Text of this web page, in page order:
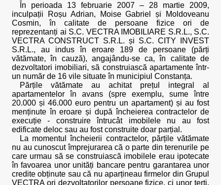
În perioada 13 februarie 2007 – 28 martie 2009,
inculpații Roșu Adrian, Moise Gabriel și Moldoveanu
Cosmin, în calitate de persoane fizice ori de
reprezentanți ai S.C. VECTRA IMOBILIARE S.R.L., S.C.
VECTRA CONSTRUCT S.R.L. și S.C. CITY INVEST
S.R.L., au indus în eroare 189 de persoane (părți
vătămate, în cauză), angajându-se ca, în calitate de
dezvoltatori imobiliari, să construiască apartamente într-
un număr de 16 vile situate în municipiul Constanța.
Părțile vătămate au achitat prețul integral al
apartamentelor în avans (spre exemplu, sume între
20.000 și 46.000 euro pentru un apartament) și au fost
menținute în eroare și după încheierea contractelor de
execuție - construire întrucât imobilele nu au fost
edificate deloc sau au fost construite doar parțial.
La momentul încheierii contractelor, părțile vătămate
nu au cunoscut împrejurarea că o parte din terenurile pe
care urmau să se construiască imobilele erau ipotecate
în favoarea unor unități bancare pentru garantarea unor
credite obținute sau că nu aparțineau firmelor din Grupul
VECTRA ori dezvoltatorilor persoane fizice, ci unor terți.